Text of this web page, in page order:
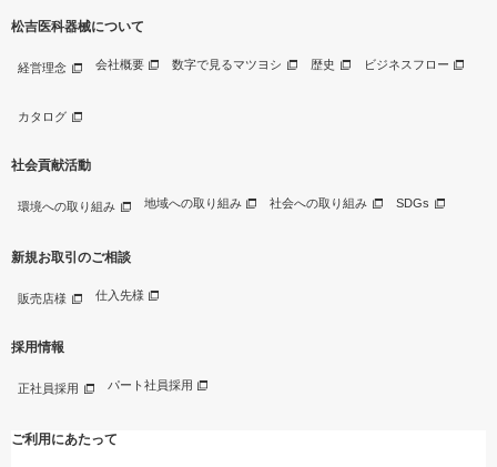
松吉医科器械について
経営理念 会社概要 数字で見るマツヨシ 歴史 ビジネスフロー
カタログ
社会貢献活動
環境への取り組み 地域への取り組み 社会への取り組み SDGs
新規お取引のご相談
販売店様 仕入先様
採用情報
正社員採用 パート社員採用
ご利用にあたって